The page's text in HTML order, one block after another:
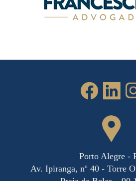
Porto Alegre -
Av. Ipiranga, nº 40 - Torre